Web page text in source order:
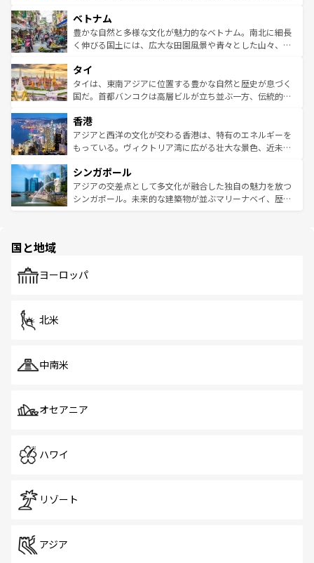
参照してほしい。
容にもいいと評判のスイーツなど、バラエティ豊かな料理
が味わえる。 なお、新着の台湾情報は コンテンツ一覧を参
照してほしい。
き、地方に足を延ばせば四季折々の自然美を楽しむことが
できる。そして、キムチや焼肉、絶品のストリートフード
まで、さまざまな韓国料理が待っている。夜には、韓国な
リティに包まれながら、韓国の多彩な魅力を心ゆくまで味
わってみてほしい。 なお、新着の韓国情報はコンテンツ一
覧を参照してほしい。
ベトナム
豊かな自然と多様な文化が魅力的なベトナム。南北に細長
く伸びる国土には、広大な田園風景や青々とした山々、世
急速な発展と共に伝統が息づく。ハノイの古い町並みやホ
ーチミン市のフランス統治時代の建物も、独特の雰囲気を
醸し出している。また、バラエティの豊かさとおいしさで
とつ。フォーやバインミー、ベトナムコーヒーなどは、ぜ
ひ現地で味わいたい。どの地域を訪れてもあたたかい人々
が旅行者を迎えてくれるので、きっと忘れられない旅にな
参照してほしい。
タイ
タイは、東南アジアに位置する豊かな自然と歴史が息づく
国だ。首都バンコクは高層ビルが立ち並ぶ一方、伝統的な
の活気が交差している。北部ではチェンマイなどの山岳地
帯で自然と触れ合い、南部ではプーケットやクラビの美し
いビーチでリゾート気分を楽しむことができる。タイ料理
激する。気候は一年中温暖で、どの季節にも異なる楽しみ
が待っている。親しみやすいタイの人々、仏教を中心とし
た文化、そして多様な観光資源が、訪れる旅人を魅了し続
香港
アジアと西洋の文化が交わる香港は、特有のエネルギーを
もっている。ヴィクトリア湾に広がる壮大な景色、近未来
み、どこを訪れても感動するはず。観光スポットが密集し
ており、効率よく見どころを回れるのも魅力。息をのむよ
うな絶景から文化的な体験まで、香港を存分に楽しみ尽く
シンガポール
アジアの交差点として多文化が融合した独自の魅力を放つ
シンガポール。未来的な建築物が並ぶマリーナベイ、歴史
で、ホーカーズは地元の風情を楽しめる外せないスポット
国と地域
ヨーロッパ
北米
中南米
オセアニア
ハワイ
リゾート
アジア